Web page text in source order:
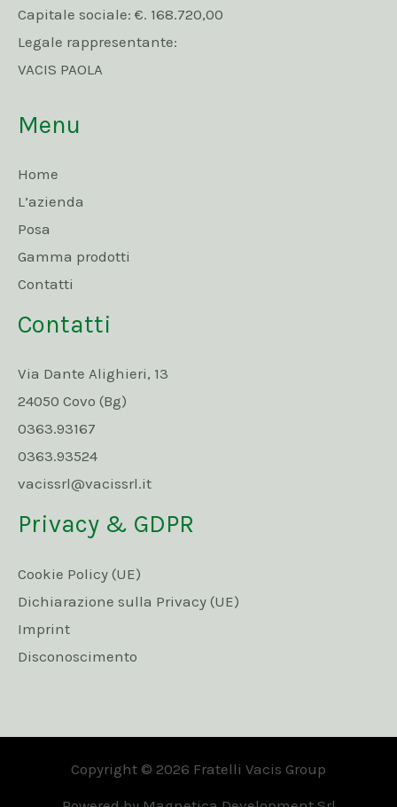
Capitale sociale: €. 168.720,00
Legale rappresentante:
VACIS PAOLA
Menu
Home
L’azienda
Posa
Gamma prodotti
Contatti
Contatti
Via Dante Alighieri, 13
24050 Covo (Bg)
0363.93167
0363.93524
vacissrl@vacissrl.it
Privacy & GDPR
Cookie Policy (UE)
Dichiarazione sulla Privacy (UE)
Imprint
Disconoscimento
Copyright © 2026 Fratelli Vacis Group